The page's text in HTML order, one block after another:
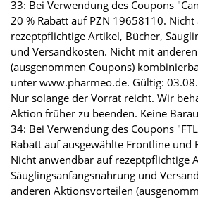
33: Bei Verwendung des Coupons
20 % Rabatt auf PZN 19658110.
rezeptpflichtige Artikel, Bücher,
und Versandkosten. Nicht mit
(ausgenommen Coupons)
unter www.pharmeo.de. Gültig:
Nur solange der Vorrat reicht. Wir
Aktion früher zu beenden. Keine
34: Bei Verwendung des Coupons
Rabatt auf ausgewählte Frontline und
Nicht anwendbar auf rezeptpflichtige
Säuglingsanfangsnahrung und
anderen Aktionsvorteilen